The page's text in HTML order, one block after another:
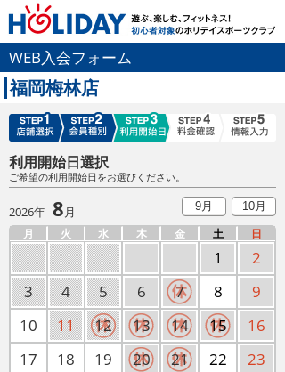
WEB入会フォーム
福岡梅林店
利用開始日選択
ご希望の利用開始日をお選びください。
2026年 8月 9月 10月
月 火 水 木 金 土 日
1
2
3
4 5 6 7 8
9
10
11 12 13 14 15
16
17
18 19 20 21 22
23